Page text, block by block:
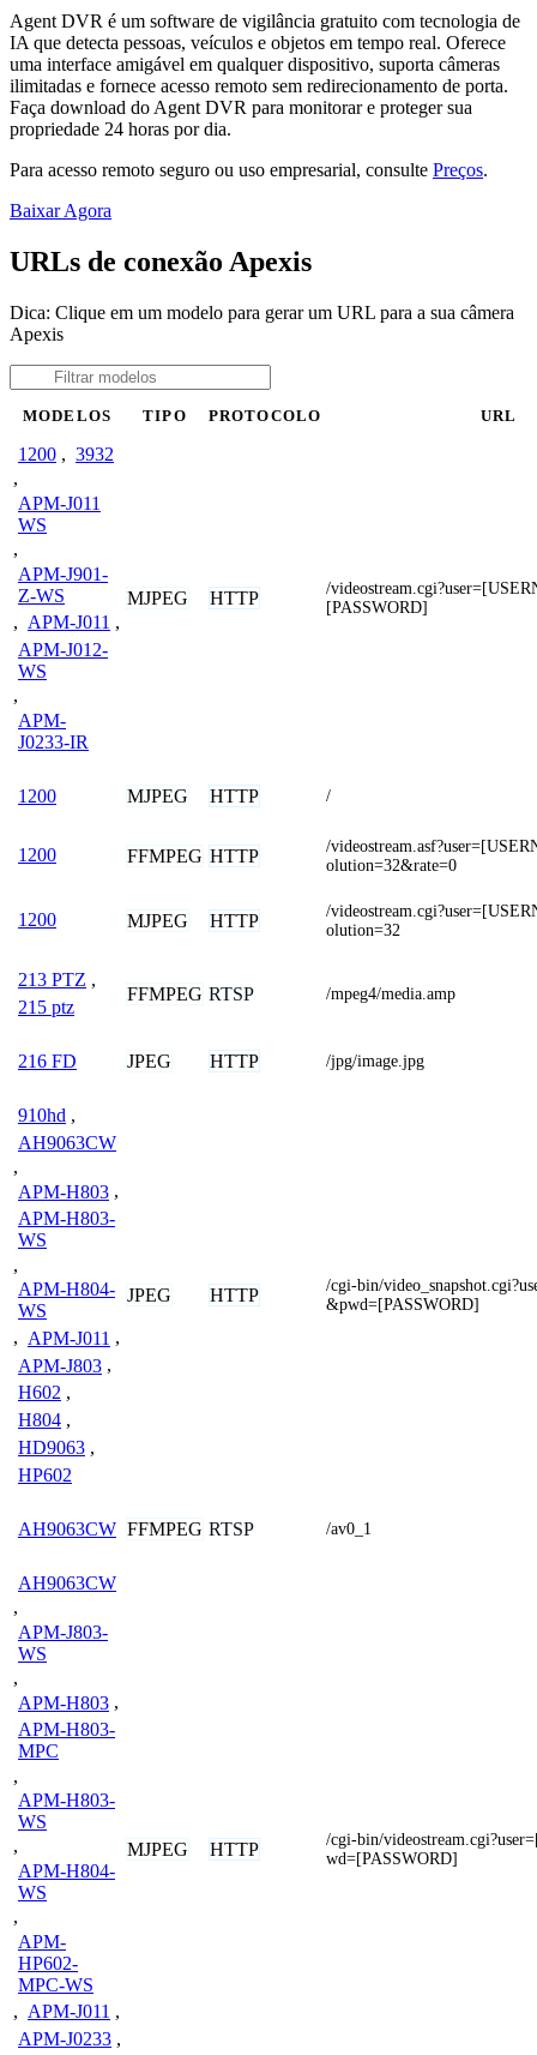
Agent DVR é um software de vigilância gratuito com tecnologia de
IA que detecta pessoas, veículos e objetos em tempo real. Oferece
uma interface amigável em qualquer dispositivo, suporta câmeras
ilimitadas e fornece acesso remoto sem redirecionamento de porta.
Faça download do Agent DVR para monitorar e proteger sua
propriedade 24 horas por dia.
Para acesso remoto seguro ou uso empresarial, consulte Preços.
Baixar Agora
URLs de conexão Apexis
Dica: Clique em um modelo para gerar um URL para a sua câmera
Apexis
MODELOS TIPO PROTOCOLO URL
1200 , 3932
,
APM-J011
WS
,
APM-J901-
Z-WS
, APM-J011 ,
APM-J012-
WS
,
APM-
J0233-IR
MJPEG HTTP
/
[PASSWORD]
1200 MJPEG HTTP /
1200 FFMPEG HTTP
/
olution=32&rate=0
1200 MJPEG HTTP
/
olution=32
213 PTZ ,
215 ptz
FFMPEG RTSP /mpeg4/media.amp
216 FD JPEG HTTP /jpg/image.jpg
910hd ,
AH9063CW
,
APM-H803 ,
APM-H803-
WS
,
APM-H804-
WS
, APM-J011 ,
APM-J803 ,
H602 ,
H804 ,
HD9063 ,
HP602
JPEG HTTP
/cgi-bin/
&pwd=[PASSWORD]
AH9063CW FFMPEG RTSP /av0_1
AH9063CW
,
APM-J803-
WS
,
APM-H803 ,
APM-H803-
MPC
,
APM-H803-
WS
,
APM-H804-
WS
,
APM-
HP602-
MPC-WS
, APM-J011 ,
APM-J0233 ,
MJPEG HTTP
/cgi-bin/
wd=[PASSWORD]